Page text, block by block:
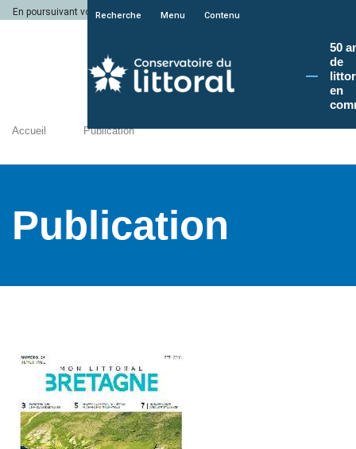
En poursuivant votre navigation sur le site du Conservatoire du littoral, vous
Recherche Menu Contenu
50
de
en
Accueil Publication
Publication